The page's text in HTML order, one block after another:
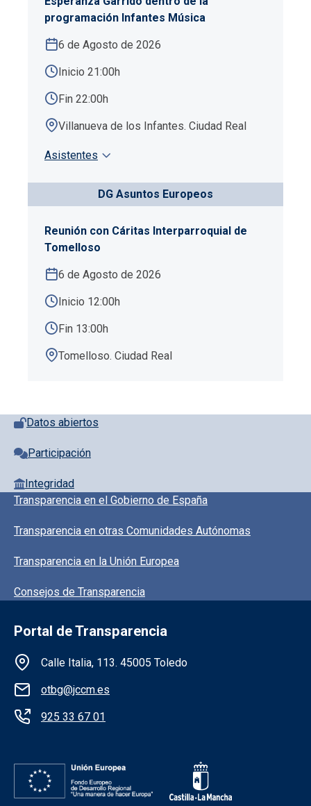
programación Infantes Música
6 de Agosto de 2026
Inicio 21:00h
Fin 22:00h
Villanueva de los Infantes. Ciudad Real
Asistentes
DG Asuntos Europeos
Reunión con Cáritas Interparroquial de
Tomelloso
6 de Agosto de 2026
Inicio 12:00h
Fin 13:00h
Tomelloso. Ciudad Real
Pie de página con iconos
Datos abiertos
Participación
Integridad
Pie de pagina información
Transparencia en el Gobierno de España
Transparencia en otras Comunidades Autónomas
Transparencia en la Unión Europea
Consejos de Transparencia
Portal de Transparencia
Información de la institución
Calle Italia, 113. 45005 Toledo
otbg@jccm.es
925 33 67 01